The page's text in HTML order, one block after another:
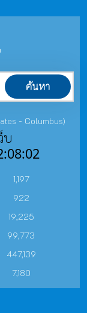
ค้นหา
- Columbus)
บ
1,197
922
19,225
99,773
447,139
7,180